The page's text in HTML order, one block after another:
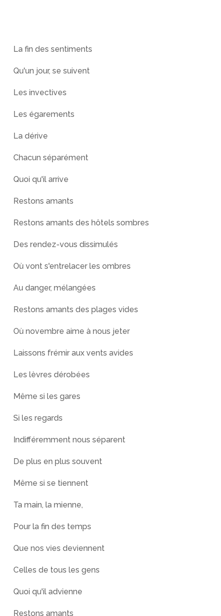
La fin des sentiments
Qu'un jour, se suivent
Les invectives
Les égarements
La dérive
Chacun séparément
Quoi qu'il arrive
Restons amants
Restons amants des hôtels sombres
Des rendez-vous dissimulés
Où vont s'entrelacer les ombres
Au danger, mélangées
Restons amants des plages vides
Où novembre aime à nous jeter
Laissons frémir aux vents avides
Les lèvres dérobées
Même si les gares
Si les regards
Indifféremment nous séparent
De plus en plus souvent
Même si se tiennent
Ta main, la mienne,
Pour la fin des temps
Que nos vies deviennent
Celles de tous les gens
Quoi qu'il advienne
Restons amants